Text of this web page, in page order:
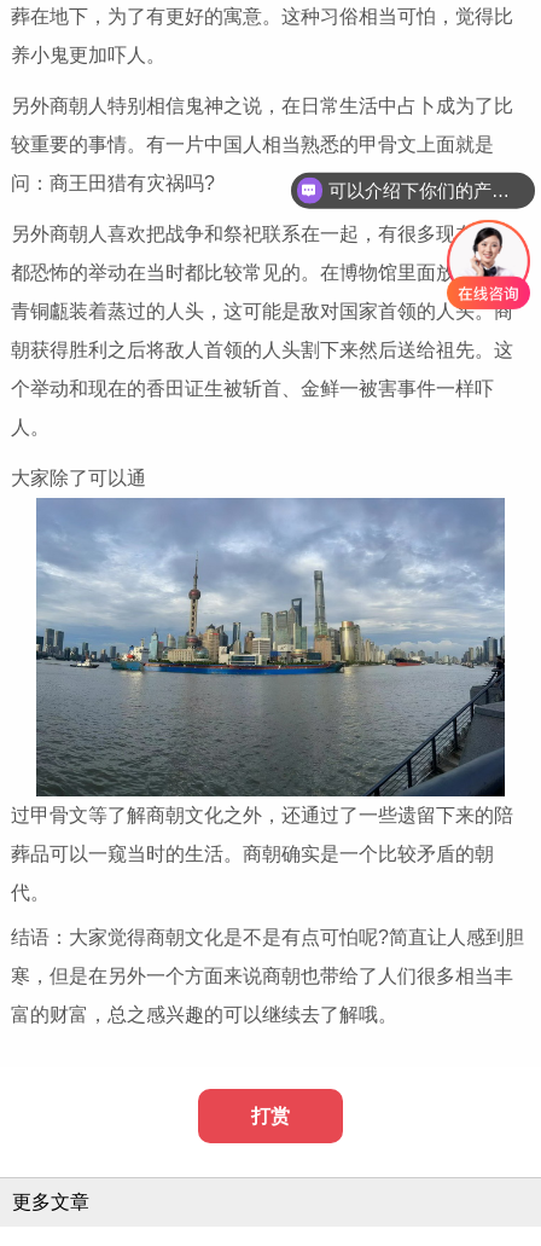
葬在地下，为了有更好的寓意。这种习俗相当可怕，觉得比
养小鬼更加吓人。
另外商朝人特别相信鬼神之说，在日常生活中占卜成为了比
较重要的事情。有一片中国人相当熟悉的甲骨文上面就是
问：商王田猎有灾祸吗?
另外商朝人喜欢把战争和祭祀联系在一起，有很多现在听着
都恐怖的举动在当时都比较常见的。在博物馆里面放着两件
青铜甗装着蒸过的人头，这可能是敌对国家首领的人头。商
朝获得胜利之后将敌人首领的人头割下来然后送给祖先。这
个举动和现在的香田证生被斩首、金鲜一被害事件一样吓
人。
大家除了可以通
过甲骨文等了解商朝文化之外，还通过了一些遗留下来的陪
葬品可以一窥当时的生活。商朝确实是一个比较矛盾的朝
代。
结语：大家觉得商朝文化是不是有点可怕呢?简直让人感到胆
寒，但是在另外一个方面来说商朝也带给了人们很多相当丰
富的财富，总之感兴趣的可以继续去了解哦。
打赏
更多文章
可以介绍下你们的产品么